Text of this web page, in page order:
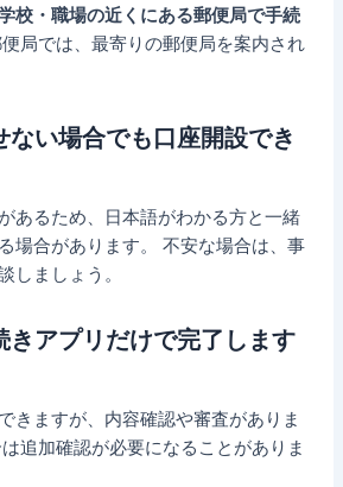
校・職場の近くにある郵便局で手続
局では、最寄りの郵便局を案内され
ない場合でも口座開設でき
あるため、日本語がわかる方と一緒
場合があります。 不安な場合は、事
しましょう。
きアプリだけで完了します
きますが、内容確認や審査がありま
追加確認が必要になることがありま